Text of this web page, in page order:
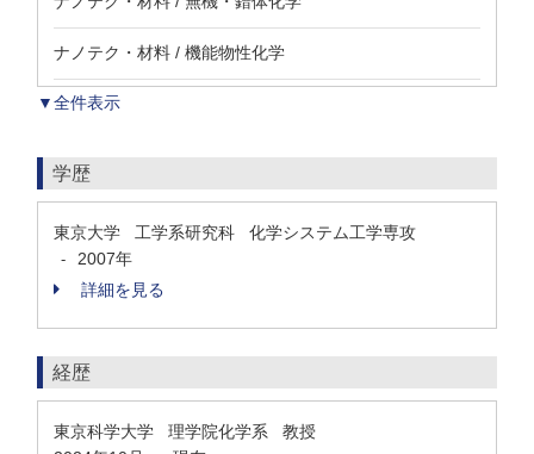
ナノテク・材料 / 機能物性化学
▼全件表示
学歴
東京大学 工学系研究科 化学システム工学専攻
-
2007年
詳細を見る
経歴
東京科学大学 理学院化学系 教授